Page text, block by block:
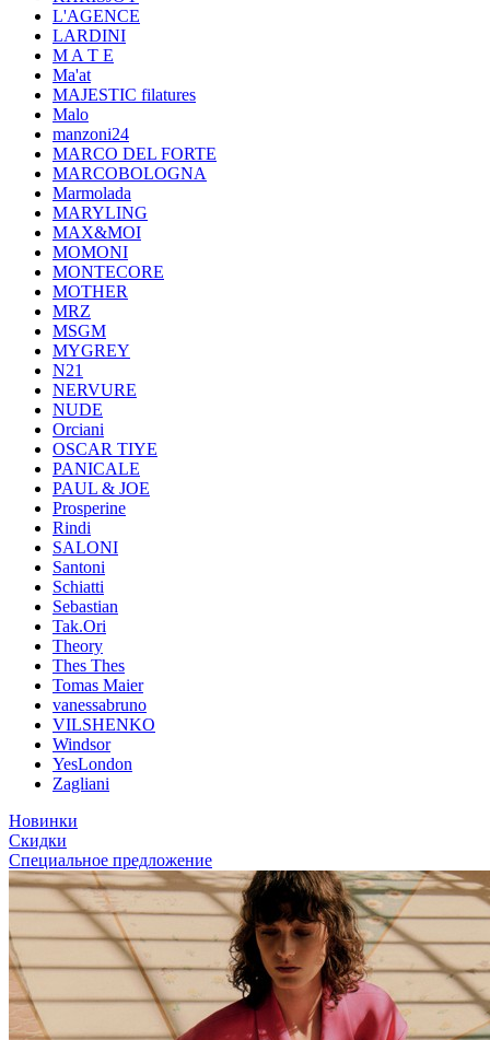
L'AGENCE
LARDINI
M A T E
Ma'at
MAJESTIC filatures
Malo
manzoni24
MARCO DEL FORTE
MARCOBOLOGNA
Marmolada
MARYLING
MAX&MOI
MOMONI
MONTECORE
MOTHER
MRZ
MSGM
MYGREY
N21
NERVURE
NUDE
Orciani
OSCAR TIYE
PANICALE
PAUL & JOE
Prosperine
Rindi
SALONI
Santoni
Schiatti
Sebastian
Tak.Ori
Theory
Thes Thes
Tomas Maier
vanessabruno
VILSHENKO
Windsor
YesLondon
Zagliani
Новинки
Скидки
Специальное предложение